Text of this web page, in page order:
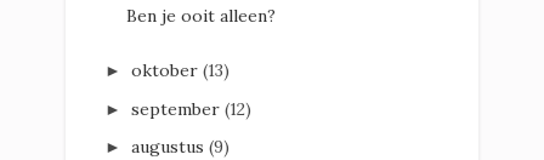
Ben je ooit alleen?
► oktober (13)
► september (12)
► augustus (9)